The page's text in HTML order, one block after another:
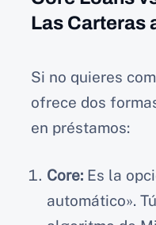
Las Carteras
Si no quieres
ofrece dos
en préstamos:
Core: Es la
automático».